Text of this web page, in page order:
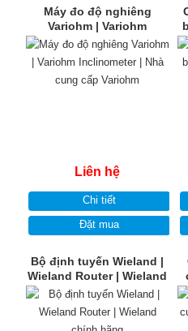
Máy đo độ nghiêng
Variohm | Variohm
Inclinometer | Nhà cung
cấp Variohm
Liên hệ
Chi tiết
Đặt mua
Bộ định tuyến Wieland |
Wieland Router | Wieland
chính hãng